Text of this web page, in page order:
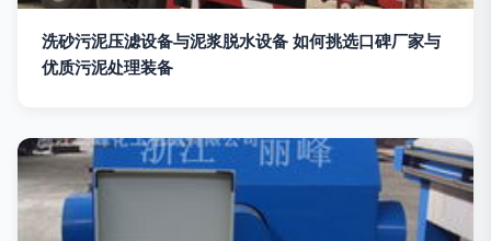
洗砂污泥压滤设备与泥浆脱水设备 如何挑选口碑厂家与
优质污泥处理装备